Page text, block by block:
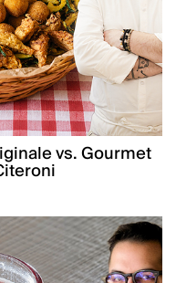
vs. Gourmet